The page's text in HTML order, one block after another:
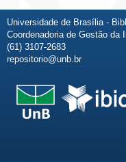
Universidade de Brasília -
Coordenadoria de Gestão da
(61) 3107-2683
repositorio@unb.br